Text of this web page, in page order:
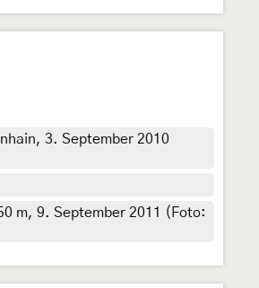
3. September 2010
m, 9. September 2011 (Foto: